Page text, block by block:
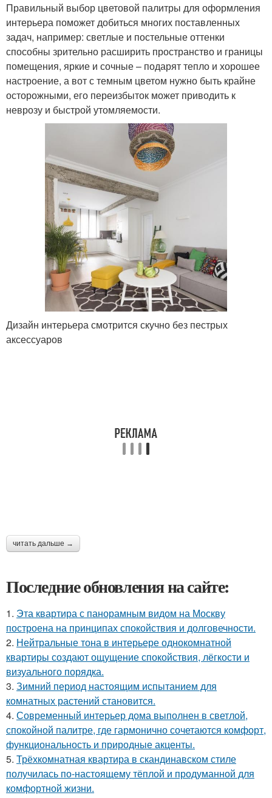
Правильный выбор цветовой палитры для оформления
интерьера поможет добиться многих поставленных
задач, например: светлые и постельные оттенки
способны зрительно расширить пространство и границы
помещения, яркие и сочные – подарят тепло и хорошее
настроение, а вот с темным цветом нужно быть крайне
осторожными, его переизбыток может приводить к
неврозу и быстрой утомляемости.
Дизайн интерьера смотрится скучно без пестрых
аксессуаров
читать дальше →
Последние обновления на сайте:
1. Эта квартира с панорамным видом на Москву
построена на принципах спокойствия и долговечности.
2. Нейтральные тона в интерьере однокомнатной
квартиры создают ощущение спокойствия, лёгкости и
визуального порядка.
3. Зимний период настоящим испытанием для
комнатных растений становится.
4. Современный интерьер дома выполнен в светлой,
спокойной палитре, где гармонично сочетаются комфорт,
функциональность и природные акценты.
5. Трёхкомнатная квартира в скандинавском стиле
получилась по-настоящему тёплой и продуманной для
комфортной жизни.